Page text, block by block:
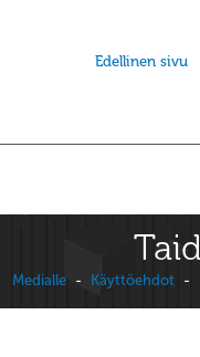
Edellinen sivu
Medialle - Käyttöehdot -